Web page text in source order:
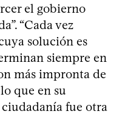
el gobierno
“Cada vez
solución es
siempre en
más impronta de
que en su
fue otra